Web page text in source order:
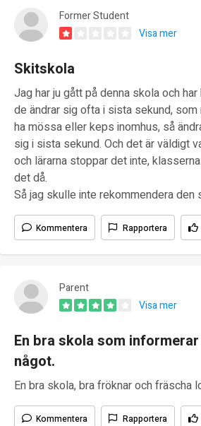
Former Student
Visa mer
Skitskola
Jag har ju gått på denna skola och
de ändrar sig ofta i sista sekund,
ha mössa eller keps inomhus, så
sig i sista sekund. Och det är väldigt
och lärarna stoppar det inte,
det då.
Så jag skulle inte rekommendera den
Kommentera Rapportera
Parent
Visa mer
En bra skola som
något.
En bra skola, bra fröknar och fräscha
Kommentera Rapportera